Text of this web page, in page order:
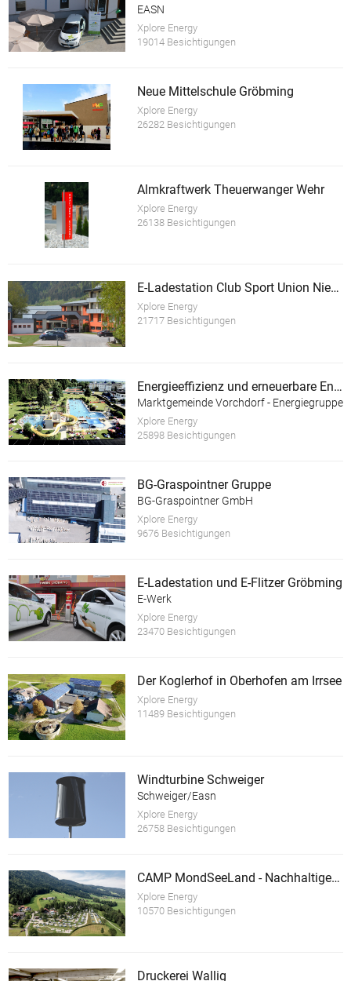
EASN
Xplore Energy
19014 Besichtigungen
Neue Mittelschule Gröbming
Xplore Energy
26282 Besichtigungen
Almkraftwerk Theuerwanger Wehr
Xplore Energy
26138 Besichtigungen
E-Ladestation Club Sport Union Niederöblarn
Xplore Energy
21717 Besichtigungen
Energieeffizienz und erneuerbare Energie im Almtalbad Vorchdorf
Marktgemeinde Vorchdorf - Energiegruppe
Xplore Energy
25898 Besichtigungen
BG-Graspointner Gruppe
BG-Graspointner GmbH
Xplore Energy
9676 Besichtigungen
E-Ladestation und E-Flitzer Gröbming
E-Werk
Xplore Energy
23470 Besichtigungen
Der Koglerhof in Oberhofen am Irrsee
Xplore Energy
11489 Besichtigungen
Windturbine Schweiger
Schweiger/Easn
Xplore Energy
26758 Besichtigungen
CAMP MondSeeLand - Nachhaltiger Tourismusbetrieb
Xplore Energy
10570 Besichtigungen
Druckerei Wallig